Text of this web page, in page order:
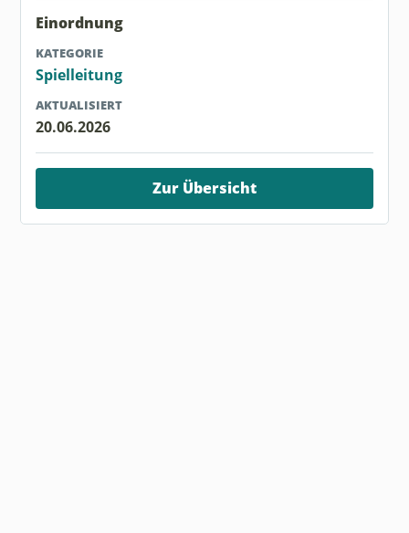
Einordnung
KATEGORIE
Spielleitung
AKTUALISIERT
20.06.2026
Zur Übersicht